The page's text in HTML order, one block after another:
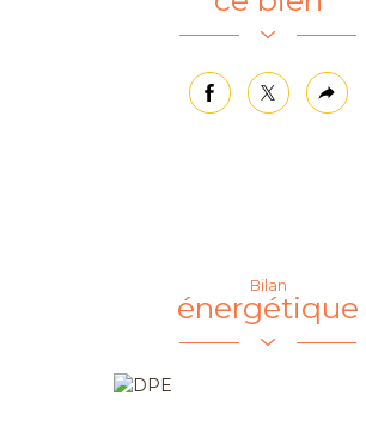
Bibliothèque
Ecoles
facebooktwitterPlus
de
Bilan
énergétique